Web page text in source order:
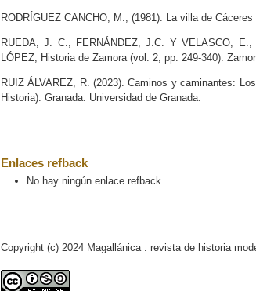
RODRÍGUEZ CANCHO, M., (1981). La villa de
RUEDA, J. C., FERNÁNDEZ, J.C. Y VELASCO,
LÓPEZ, Historia de Zamora (vol. 2, pp. 249-340).
RUIZ ÁLVAREZ, R. (2023). Caminos y caminantes:
Historia). Granada: Universidad de Granada.
Enlaces refback
No hay ningún enlace refback.
Copyright (c) 2024 Magallánica : revista de historia